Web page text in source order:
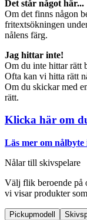
Det står något här...
Om det finns någon
fritextsökningen
nålens färg.
Jag hittar inte!
Om du inte hittar rätt
Ofta kan vi hitta rätt
Om du skickar med
rätt.
Klicka här om
Läs mer om
Nålar till skivspelare
Välj flik beroende på
vi visar produkter
Pickupmodell